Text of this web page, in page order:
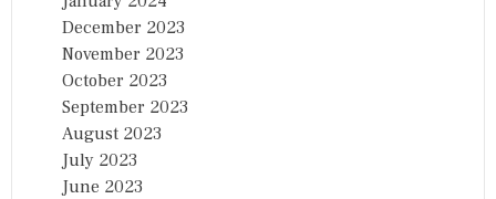
December 2023
November 2023
October 2023
September 2023
August 2023
July 2023
June 2023